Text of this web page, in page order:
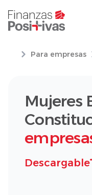
Para empresas
Mujeres
Descargable